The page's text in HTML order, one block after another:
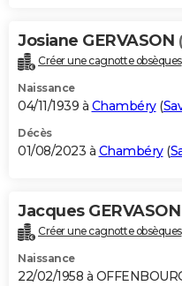
Josiane GERVASON
Créer une cagnotte obsèques
Naissance
04/11/1939 à Chambéry(
Décès
01/08/2023 à Chambéry(
Jacques GERVASON
Créer une cagnotte obsèques
Naissance
22/02/1958 à